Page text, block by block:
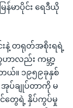
မာပိုင်း ရေဒီယို
နဲ့ တရုတ်အစိုးရရဲ့
ဟာလည်း ကမ္ဘာ့
ါတယ်။ ၁၉၅၉ခုနှစ်
ချုပ်တာကို မ
တွေရဲ့ နှိပ်ကွပ်မှု